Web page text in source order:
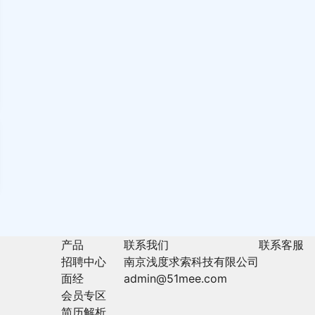
产品
招聘中心
面经
会员专区
简历解析
联系我们
南京浅度求索科技有限公司
admin@51mee.com
联系客服